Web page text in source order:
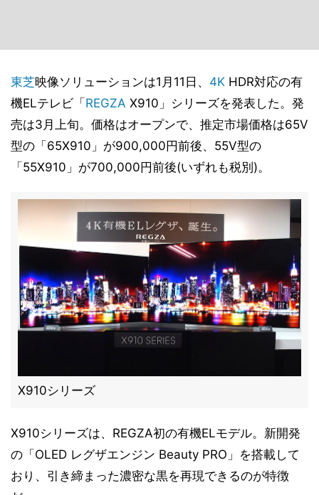
東芝映像ソリューションは1月11日、 4K HDR対応の有
機ELテレビ「 REGZA X910」シリーズを発表した。発
売は3月上旬。価格はオープンで、推定市場価格は65V
型の「65X910」が900,000円前後、55V型の
「55X910」が700,000円前後(いずれも税別)。
X910シリーズ
X910シリーズは、REGZA初の有機ELモデル。新開発
の「OLED レグザエンジン Beauty PRO」を搭載して
おり、引き締まった濃密な黒を再現できるのが特徴